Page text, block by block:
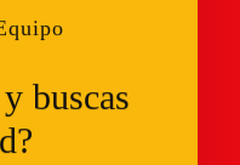
buscas